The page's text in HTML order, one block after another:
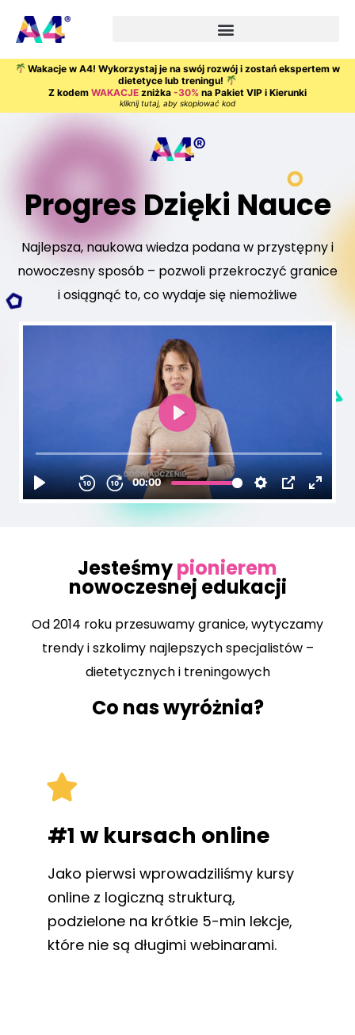
Wakacje w A4! Wykorzystaj je na swój rozwój i zostań ekspertem w
dietetyce lub treningu!
Z kodem WAKACJE zniżka -30% na Pakiet VIP i Kierunki
kliknij tutaj, aby skopiować kod
Progres Dzięki Nauce
Najlepsza, naukowa wiedza podana w przystępny i
nowoczesny sposób – pozwoli przekroczyć granice
i osiągnąć to, co wydaje się niemożliwe
Jesteśmypionierem
nowoczesnej edukacji
Od 2014 roku przesuwamy granice, wytyczamy
trendy i szkolimy najlepszych specjalistów –
dietetycznych i treningowych
Co nas wyróżnia?
#1 w kursach online
Jako pierwsi wprowadziliśmy kursy
online z logiczną strukturą,
podzielone na krótkie 5-min lekcje,
które nie są długimi webinarami.